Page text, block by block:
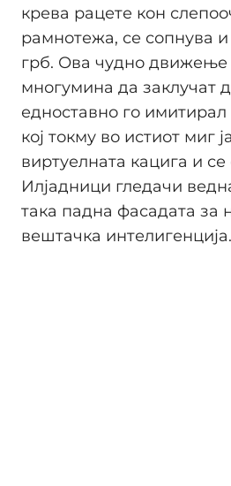
крева рацете кон
рамнотежа, се сопнува
грб. Ова чудно движење
многумина да заклучат
едноставно го имитирал
кој токму во истиот миг
виртуелната кацига и се
Илјадници гледачи
така падна фасадата за
вештачка интелигенција.